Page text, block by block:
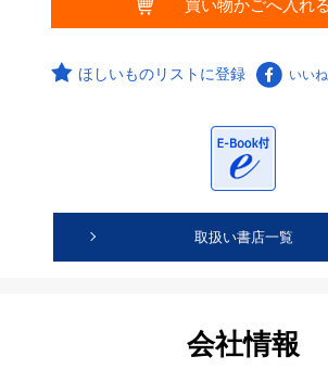
ほしいものリストに登録 いいね
取扱い書店一覧
会社情報